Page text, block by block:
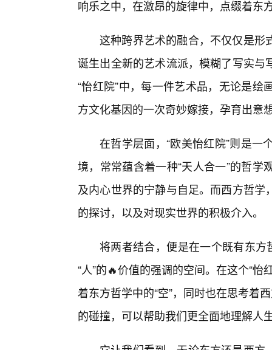
响乐之中，在激昂的旋律中，点缀着东
这种跨界艺术的融合，不仅仅是形
诞生出全新的艺术流派，模糊了写实
“怡红院”中，每一件艺术品，无论是
方文化基因的一次奇妙嫁接，孕育出意
在哲学层面，“欧美怡红院”则是一
境，常常蕴含着一种“天人合一”的哲
及内心世界的宁静与自足。而西方哲
的探讨，以及对现实世界的积极介入。
将两者结合，便是在一个既有东方
“人”的🔥价值的强调的空间。在这个“
着东方哲学中的“空”，同时也在思考着
的碰撞，可以帮助我们更全面地理解人